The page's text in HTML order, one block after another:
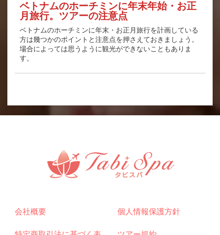
ベトナムのホーチミンに年末年始・お正
月旅行。ツアーの注意点
ベトナムのホーチミンに年末・お正月旅行を計画している
方は幾つかのポイントと注意点を押さえておきましょう。
場合によっては思うように観光ができないこともありま
す。
会社概要 個人情報保護方針